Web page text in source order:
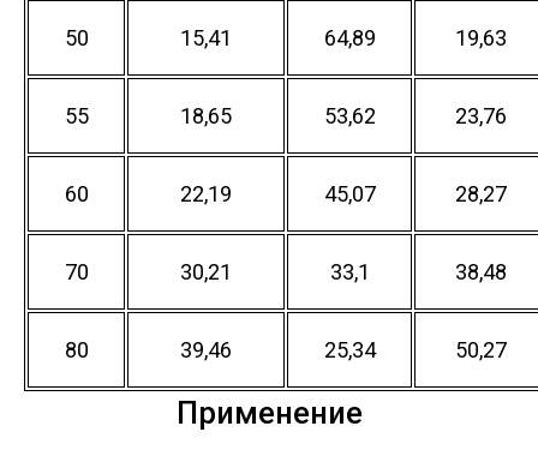
50 15,41 64,89 19,63
55 18,65 53,62 23,76
60 22,19 45,07 28,27
70 30,21 33,1 38,48
80 39,46 25,34 50,27
Применение